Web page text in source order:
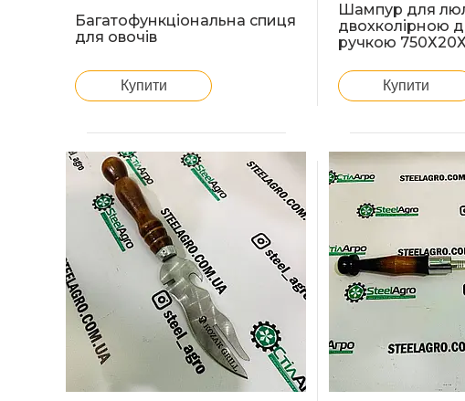
Багатофункціональна спиця
для овочів
Купити
Шампур для
двохколірною
ручкою
Купити